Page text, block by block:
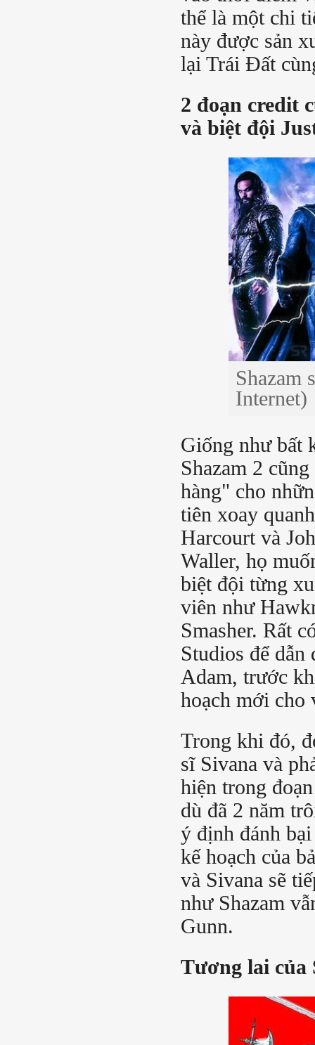
thể là một chi
này được sản
lại Trái Đất
2 đoạn credit
và biệt đội
Shazam
Internet)
Giống như bất
Shazam 2
hàng" cho
tiên xoay
Harcourt và
Waller, họ
biệt đội từng
viên như
Smasher. Rất
Studios để dẫn
Adam, trước
hoạch mới cho
Trong khi đó,
sĩ Sivana và
hiện trong
dù đã 2 năm
ý định đánh
kế hoạch của
và Sivana sẽ
như Shazam
Gunn.
Tương lai của